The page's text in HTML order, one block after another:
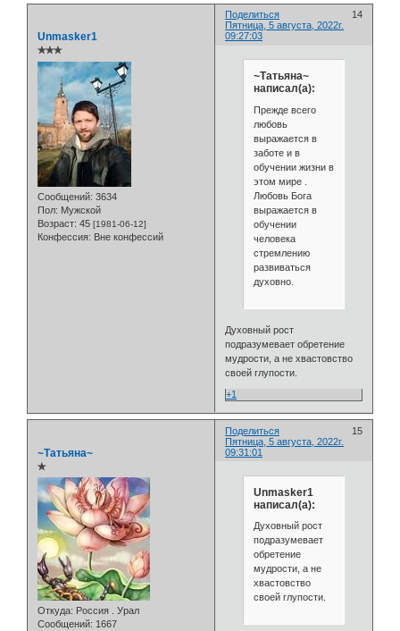
Поделиться
14
Пятница, 5 августа, 2022г.
09:27:03
Unmasker1
✯✯✯
Сообщений: 3634
Пол: Мужской
Возраст: 45 [1981-06-12]
Конфессия: Вне конфессий
~Татьяна~
написал(а):
Прежде всего
любовь
выражается в
заботе и в
обучении жизни в
этом мире .
Любовь Бога
выражается в
обучении
человека
стремлению
развиваться
духовно.
Духовный рост
подразумевает обретение
мудрости, а не хвастовство
своей глупости.
+1
Поделиться
15
Пятница, 5 августа, 2022г.
09:31:01
~Татьяна~
✯
Откуда: Россия . Урал
Сообщений: 1667
Unmasker1
написал(а):
Духовный рост
подразумевает
обретение
мудрости, а не
хвастовство
своей глупости.